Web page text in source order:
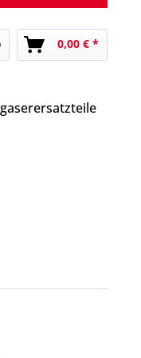
0,00 € *